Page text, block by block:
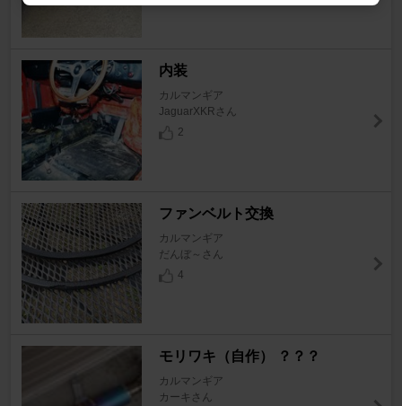
内装
カルマンギア
JaguarXKRさん
2
ファンベルト交換
カルマンギア
だんぼ～さん
4
モリワキ（自作） ？？？
カルマンギア
カーキさん